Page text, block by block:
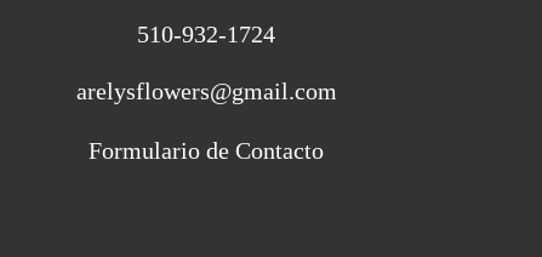
510-932-1724
arelysflowers@gmail.com
Formulario de Contacto